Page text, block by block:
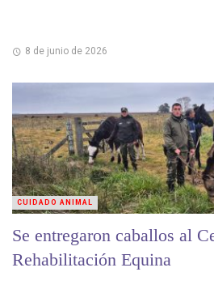
8 de junio de 2026
Se entregaron caballos al
Rehabilitación Equina
CUIDADO ANIMAL